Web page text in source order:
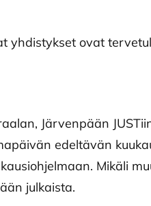
yhdistykset ovat
Järvenpään
edeltävän
Mikäli
julkaista.